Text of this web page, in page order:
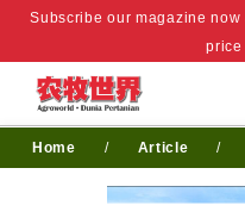
Subscribe our magazine now
price
Home / Article /